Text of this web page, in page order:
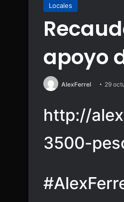
Locales
apoyo
AlexFerrel 29
http://
3500-